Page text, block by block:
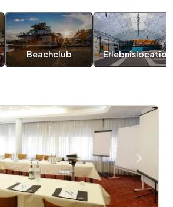
Beachclub Erlebnislocation